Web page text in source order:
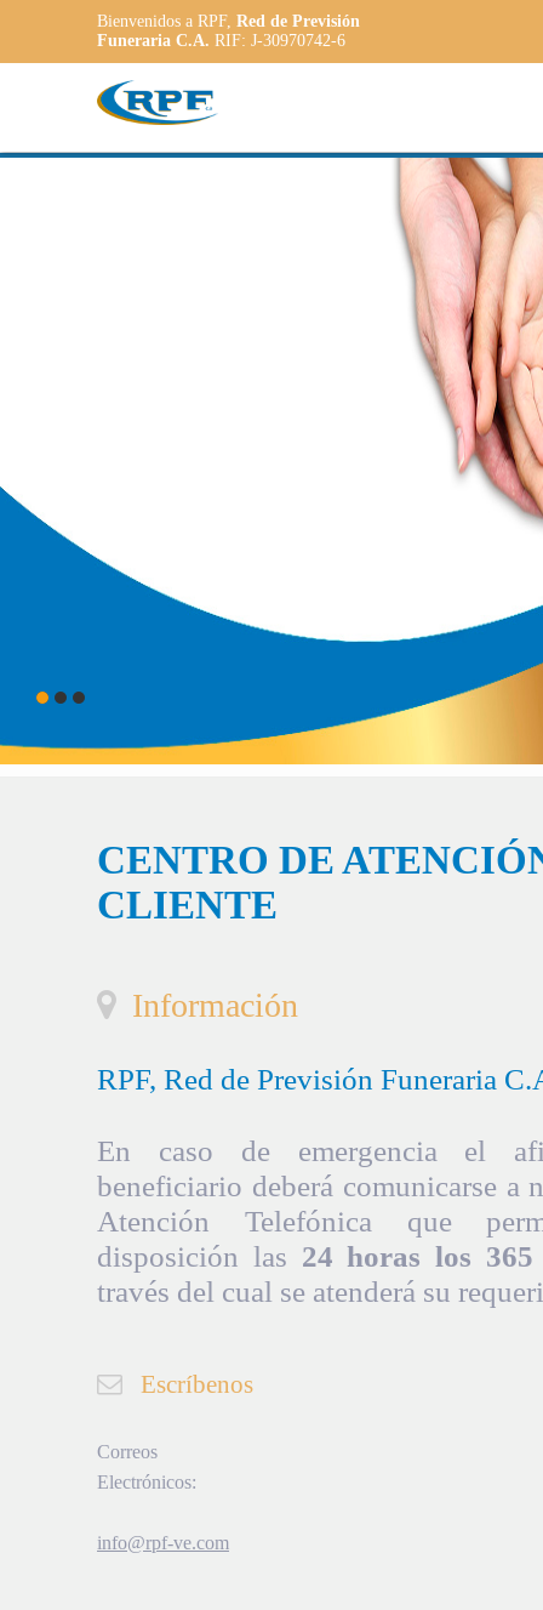
Bienvenidos a RPF, Red de Previsión
Funeraria C.A. RIF: J-30970742-6
Contamos con
a las
CENTRO DE
CLIENTE
Información
RPF, Red de Previsión Funeraria
En caso de emergencia el
beneficiario deberá comunicarse a
Atención Telefónica que
disposición las 24 horas los
través del cual se atenderá su
Escríbenos
Correos
Electrónicos:
info@rpf-ve.com